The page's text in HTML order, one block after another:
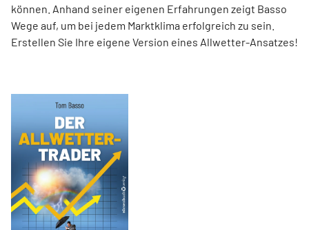
können. Anhand seiner eigenen Erfahrungen zeigt Basso
Wege auf, um bei jedem Marktklima erfolgreich zu sein.
Erstellen Sie Ihre eigene Version eines Allwetter-Ansatzes!